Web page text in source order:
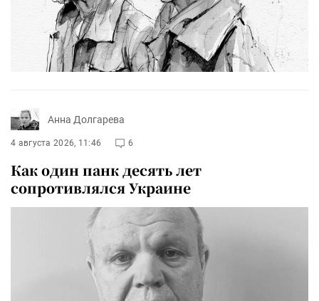
Анна Долгарева
4 августа 2026, 11:46 6
Как один панк десять лет
сопротивлялся Украине